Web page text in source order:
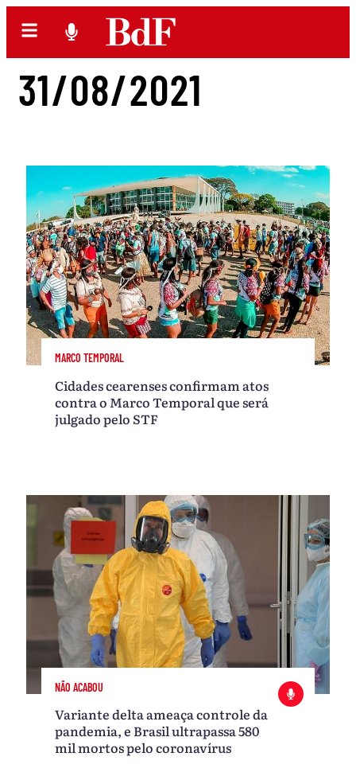
31/08/2021
MARCO TEMPORAL
Cidades cearenses confirmam atos
contra o Marco Temporal que será
julgado pelo STF
NÃO ACABOU
Variante delta ameaça controle da
pandemia, e Brasil ultrapassa 580
mil mortos pelo coronavírus